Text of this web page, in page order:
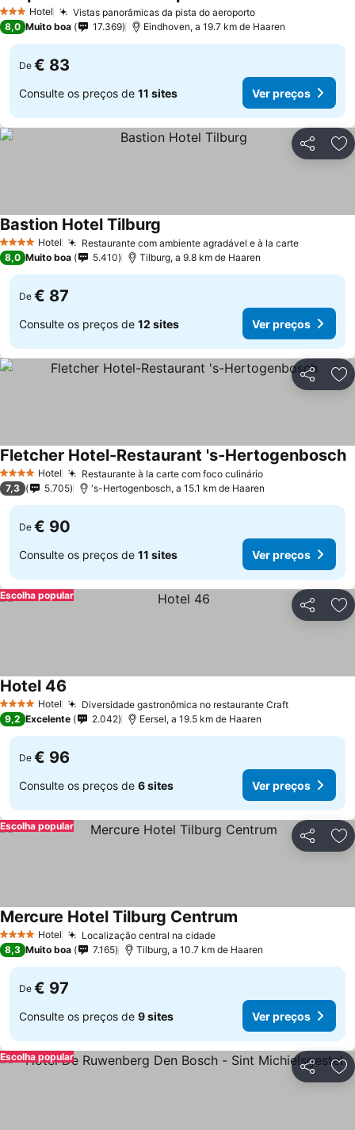
3 EstrelasHotel Vistas panorâmicas da pista do aeroporto
8,0 Muito boa 17.369 Eindhoven, a 19.7 km de Haaren
De € 83
Consulte os preços de 11 sites Ver preços
Partilhar
4 EstrelasHotel Restaurante com ambiente agradável e à la carte
Bastion Hotel Tilburg
8,0 Muito boa 5.410 Tilburg, a 9.8 km de Haaren
De € 87
Consulte os preços de 12 sites Ver preços
Partilhar
4 EstrelasHotel Restaurante à la carte com foco culinário
Fletcher Hotel-Restaurant 's-Hertogenbosch
7,3 5.705 's-Hertogenbosch, a 15.1 km de Haaren
De € 90
Consulte os preços de 11 sites Ver preços
Partilhar
Escolha popular
4 EstrelasHotel Diversidade gastronômica no restaurante Craft
Hotel 46
9,2 Excelente 2.042 Eersel, a 19.5 km de Haaren
De € 96
Consulte os preços de 6 sites Ver preços
Partilhar
Escolha popular
4 EstrelasHotel Localização central na cidade
Mercure Hotel Tilburg Centrum
8,3 Muito boa 7.165 Tilburg, a 10.7 km de Haaren
De € 97
Consulte os preços de 9 sites Ver preços
Partilhar
Escolha popular